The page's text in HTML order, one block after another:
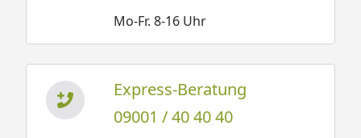
Mo-Fr. 8-16 Uhr
Express-Beratung
09001 / 40 40 40